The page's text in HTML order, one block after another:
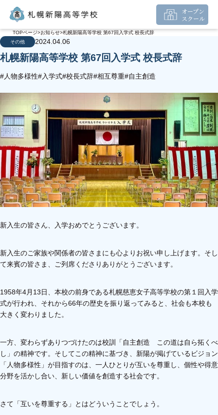
オープン
スクール
TOPページ お知らせ 札幌新陽高等学校 第67回入学式 校長式辞
その他
2024.04.06
札幌新陽高等学校 第67回入学式 校長式辞
#人物多様性#入学式#校長式辞#相互尊重#自主創造
新入生の皆さん、入学おめでとうございます。
新入生のご家族や関係者の皆さまにも心よりお祝い申し上げます。そし
て来賓の皆さま、ご列席くださりありがとうございます。
1958年4月13日、本校の前身である札幌慈恵女子高等学校の第１回入学
式が行われ、それから66年の歴史を振り返ってみると、社会も本校も
大きく変わりました。
一方、変わらずありつづけたのは校訓「自主創造 この道は自ら拓くべ
し」の精神です。そしてこの精神に基づき、新陽が掲げているビジョン
「人物多様性」が目指すのは、一人ひとりが互いを尊重し、個性や得意
分野を活かし合い、新しい価値を創造する社会です。
さて「互いを尊重する」とはどういうことでしょう。